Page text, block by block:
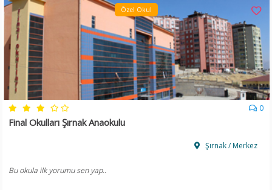
Özel Okul
0
Final Okulları Şırnak Anaokulu
Şırnak / Merkez
Bu okula ilk yorumu sen yap..